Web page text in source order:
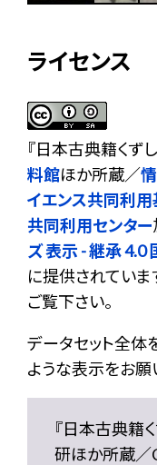
ライセンス
『日本古典籍くず
料館ほか所蔵／
イエンス共同利
共同利用センター
ズ 表示 - 継承 4.0
に提供されていま
ご覧下さい。
データセット全体
ような表示をお願
『日本古典籍
研ほか所蔵／